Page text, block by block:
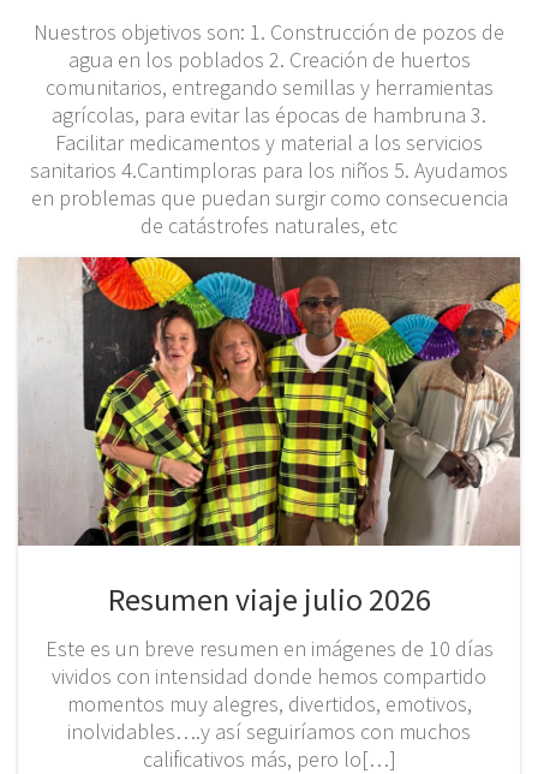
Nuestros objetivos son: 1. Construcción de pozos de
agua en los poblados 2. Creación de huertos
comunitarios, entregando semillas y herramientas
agrícolas, para evitar las épocas de hambruna 3.
Facilitar medicamentos y material a los servicios
sanitarios 4.Cantimploras para los niños 5. Ayudamos
en problemas que puedan surgir como consecuencia
de catástrofes naturales, etc
Resumen viaje julio 2026
Este es un breve resumen en imágenes de 10 días
vividos con intensidad donde hemos compartido
momentos muy alegres, divertidos, emotivos,
inolvidables….y así seguiríamos con muchos
calificativos más, pero lo[…]